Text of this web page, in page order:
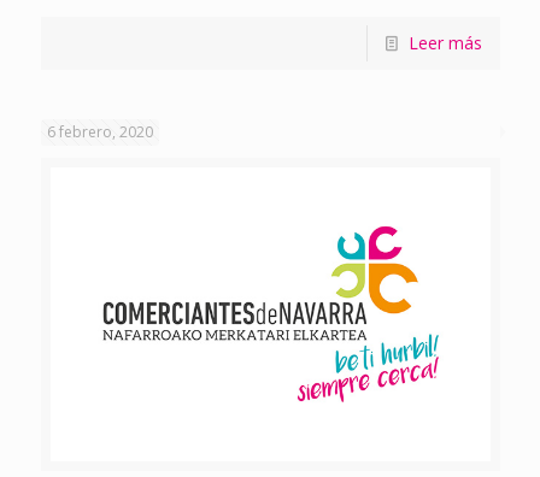
Leer más
6 febrero, 2020